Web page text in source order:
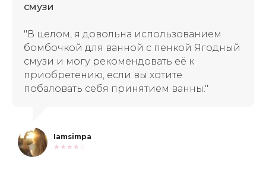
смузи
"В целом, я довольна использованием
бомбочкой для ванной с пенкой Ягодный
смузи и могу рекомендовать её к
приобретению, если вы хотите
побаловать себя принятием ванны."
Iamsimpa
★★★★☆